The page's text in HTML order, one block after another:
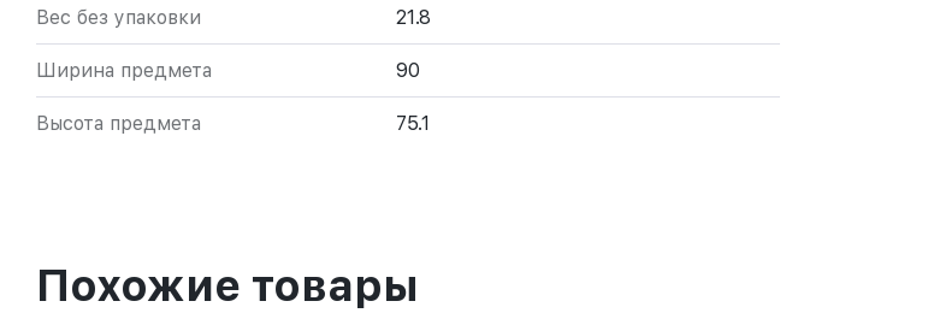
Вес без упаковки 21.8
Ширина предмета 90
Высота предмета 75.1
Похожие товары